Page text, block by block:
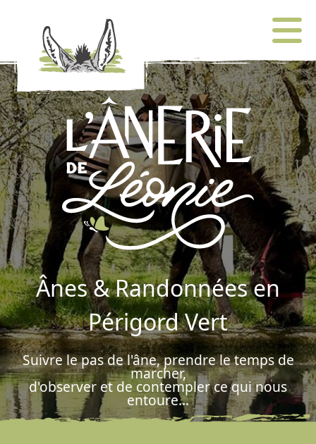
Ânes & Randonnées en
Périgord Vert
Suivre le pas de l'âne, prendre le temps de
marcher,
d'observer et de contempler ce qui nous
entoure...